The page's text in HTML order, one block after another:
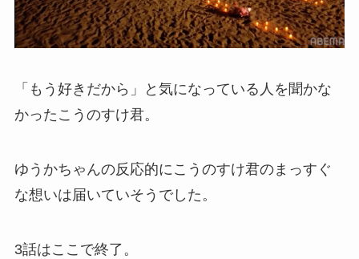
「もう好きだから」と気になっている人を聞かな
かったこうのすけ君。
ゆうかちゃんの反応的にこうのすけ君のまっすぐ
な想いは届いていそうでした。
3話はここで終了。